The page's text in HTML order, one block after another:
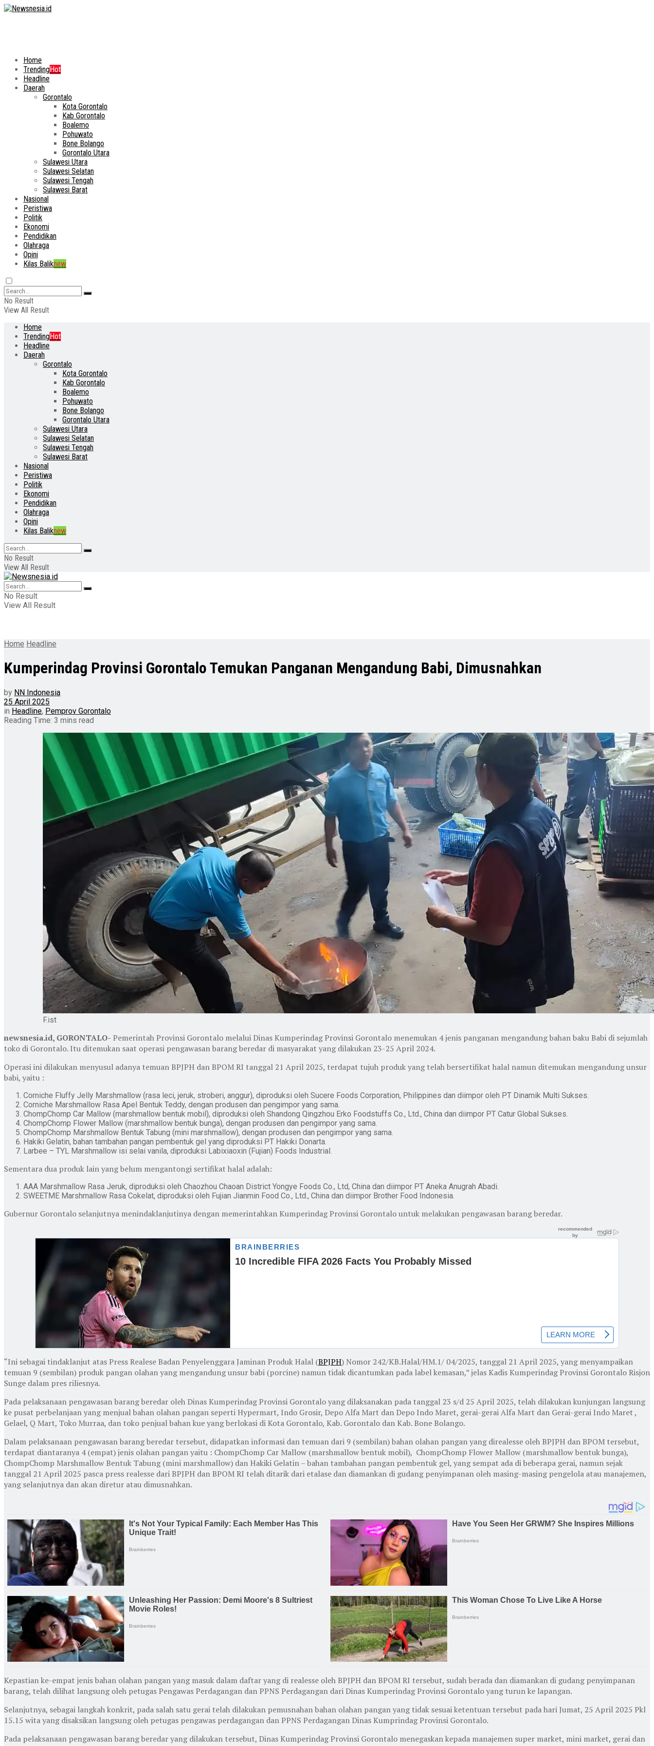
Home
TrendingHot
Headline
Daerah
Gorontalo
Kota Gorontalo
Kab Gorontalo
Boalemo
Pohuwato
Bone Bolango
Gorontalo Utara
Sulawesi Utara
Sulawesi Selatan
Sulawesi Tengah
Sulawesi Barat
Nasional
Peristiwa
Politik
Ekonomi
Pendidikan
Olahraga
Opini
Kilas Baliknew
No Result
View All Result
Home
TrendingHot
Headline
Daerah
Gorontalo
Kota Gorontalo
Kab Gorontalo
Boalemo
Pohuwato
Bone Bolango
Gorontalo Utara
Sulawesi Utara
Sulawesi Selatan
Sulawesi Tengah
Sulawesi Barat
Nasional
Peristiwa
Politik
Ekonomi
Pendidikan
Olahraga
Opini
Kilas Baliknew
No Result
View All Result
No Result
View All Result
Home Headline
Kumperindag Provinsi Gorontalo Temukan Panganan Mengandung Babi, Dimusnahkan
by NN Indonesia
25 April 2025
in Headline, Pemprov Gorontalo
Reading Time: 3 mins read
F.ist
newsnesia.id, GORONTALO- Pemerintah Provinsi Gorontalo melalui Dinas Kumperindag Provinsi Gorontalo menemukan 4 jenis panganan mengandung bahan baku Babi di sejumlah
toko di Gorontalo. Itu ditemukan saat operasi pengawasan barang beredar di masyarakat yang dilakukan 23-25 April 2024.
Operasi ini dilakukan menyusul adanya temuan BPJPH dan BPOM RI tanggal 21 April 2025, terdapat tujuh produk yang telah bersertifikat halal namun ditemukan mengandung unsur
babi, yaitu :
Corniche Fluffy Jelly Marshmallow (rasa leci, jeruk, stroberi, anggur), diproduksi oleh Sucere Foods Corporation, Philippines dan diimpor oleh PT Dinamik Multi Sukses.
Corniche Marshmallow Rasa Apel Bentuk Teddy, dengan produsen dan pengimpor yang sama.
ChompChomp Car Mallow (marshmallow bentuk mobil), diproduksi oleh Shandong Qingzhou Erko Foodstuffs Co., Ltd., China dan diimpor PT Catur Global Sukses.
ChompChomp Flower Mallow (marshmallow bentuk bunga), dengan produsen dan pengimpor yang sama.
ChompChomp Marshmallow Bentuk Tabung (mini marshmallow), dengan produsen dan pengimpor yang sama.
Hakiki Gelatin, bahan tambahan pangan pembentuk gel yang diproduksi PT Hakiki Donarta.
Larbee – TYL Marshmallow isi selai vanila, diproduksi Labixiaoxin (Fujian) Foods Industrial.
Sementara dua produk lain yang belum mengantongi sertifikat halal adalah:
AAA Marshmallow Rasa Jeruk, diproduksi oleh Chaozhou Chaoan District Yongye Foods Co., Ltd, China dan diimpor PT Aneka Anugrah Abadi.
SWEETME Marshmallow Rasa Cokelat, diproduksi oleh Fujian Jianmin Food Co., Ltd., China dan diimpor Brother Food Indonesia.
Gubernur Gorontalo selanjutnya menindaklanjutinya dengan memerintahkan Kumperindag Provinsi Gorontalo untuk melakukan pengawasan barang beredar.
“Ini sebagai tindaklanjut atas Press Realese Badan Penyelenggara Jaminan Produk Halal (BPJPH) Nomor 242/KB.Halal/HM.1/ 04/2025, tanggal 21 April 2025, yang menyampaikan
temuan 9 (sembilan) produk pangan olahan yang mengandung unsur babi (porcine) namun tidak dicantumkan pada label kemasan,” jelas Kadis Kumperindag Provinsi Gorontalo Risjon
Sunge dalam pres riliesnya.
Pada pelaksanaan pengawasan barang beredar oleh Dinas Kumperindag Provinsi Gorontalo yang dilaksanakan pada tanggal 23 s/d 25 April 2025, telah dilakukan kunjungan langsung
ke pusat perbelanjaan yang menjual bahan olahan pangan seperti Hypermart, Indo Grosir, Depo Alfa Mart dan Depo Indo Maret, gerai-gerai Alfa Mart dan Gerai-gerai Indo Maret ,
Gelael, Q Mart, Toko Murraa, dan toko penjual bahan kue yang berlokasi di Kota Gorontalo, Kab. Gorontalo dan Kab. Bone Bolango.
Dalam pelaksanaan pengawasan barang beredar tersebut, didapatkan informasi dan temuan dari 9 (sembilan) bahan olahan pangan yang direalesse oleh BPJPH dan BPOM tersebut,
terdapat diantaranya 4 (empat) jenis olahan pangan yaitu : ChompChomp Car Mallow (marshmallow bentuk mobil), ChompChomp Flower Mallow (marshmallow bentuk bunga),
ChompChomp Marshmallow Bentuk Tabung (mini marshmallow) dan Hakiki Gelatin – bahan tambahan pangan pembentuk gel, yang sempat ada di beberapa gerai, namun sejak
tanggal 21 April 2025 pasca press realesse dari BPJPH dan BPOM RI telah ditarik dari etalase dan diamankan di gudang penyimpanan oleh masing-masing pengelola atau manajemen,
yang selanjutnya dan akan diretur atau dimusnahkan.
Kepastian ke-empat jenis bahan olahan pangan yang masuk dalam daftar yang di realesse oleh BPJPH dan BPOM RI tersebut, sudah berada dan diamankan di gudang penyimpanan
barang, telah dilihat langsung oleh petugas Pengawas Perdagangan dan PPNS Perdagangan dari Dinas Kumperindag Provinsi Gorontalo yang turun ke lapangan.
Selanjutnya, sebagai langkah konkrit, pada salah satu gerai telah dilakukan pemusnahan bahan olahan pangan yang tidak sesuai ketentuan tersebut pada hari Jumat, 25 April 2025 Pkl
15.15 wita yang disaksikan langsung oleh petugas pengawas perdagangan dan PPNS Perdagangan Dinas Kumprindag Provinsi Gorontalo.
Pada pelaksanaan pengawasan barang beredar yang dilakukan tersebut, Dinas Kumperindag Provinsi Gorontalo menegaskan kepada manajemen super market, mini market, gerai dan